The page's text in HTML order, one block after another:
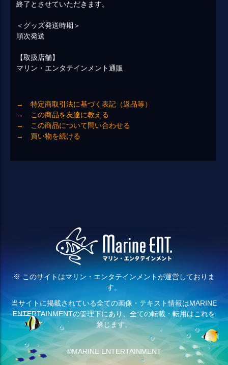
終了とさせていただきます。
＜グッズ発送時期＞
順次発送
【取扱店舗】
マリン・エンタテインメント通販
→ 特定商取引法に基づく表記（返品等）
→ この商品を友達に教える
→ この商品について問い合わせる
→ 買い物を続ける
※ このサイトはマリン・エンタテインメントが運営しておりま
す。
当サイトに掲載されている全ての画像・テキスト情報はMARINE
ENTERTAINMENTの管理下にあり、全ての転載・転用はこれを
禁じます。
©MARINE ENTERTAINMENT